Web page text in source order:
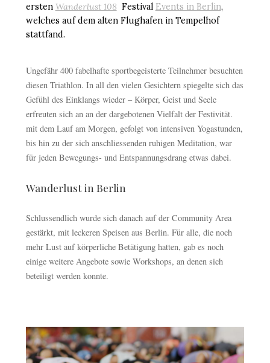
ersten Wanderlust 108 Festival Events in Berlin,
welches auf dem alten Flughafen in Tempelhof
stattfand.
Ungefähr 400 fabelhafte sportbegeisterte Teilnehmer besuchten
diesen Triathlon. In all den vielen Gesichtern spiegelte sich das
Gefühl des Einklangs wieder – Körper, Geist und Seele
erfreuten sich an an der dargebotenen Vielfalt der Festivität.
mit dem Lauf am Morgen, gefolgt von intensiven Yogastunden,
bis hin zu der sich anschliessenden ruhigen Meditation, war
für jeden Bewegungs- und Entspannungsdrang etwas dabei.
Wanderlust in Berlin
Schlussendlich wurde sich danach auf der Community Area
gestärkt, mit leckeren Speisen aus Berlin. Für alle, die noch
mehr Lust auf körperliche Betätigung hatten, gab es noch
einige weitere Angebote sowie Workshops, an denen sich
beteiligt werden konnte.